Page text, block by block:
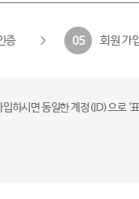
증 05 회원 가
하시면 동일한 계정(ID)으로 ‘